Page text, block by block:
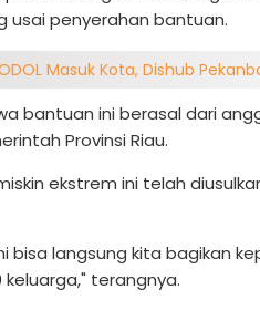
usai penyerahan bantuan.
Masuk Kota, Dishub
bantuan ini berasal dari
Provinsi Riau.
ekstrem ini telah
bisa langsung kita bagikan
terangnya.